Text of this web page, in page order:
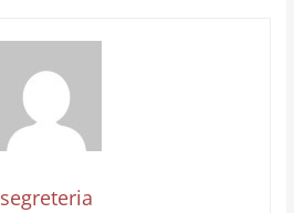
segreteria